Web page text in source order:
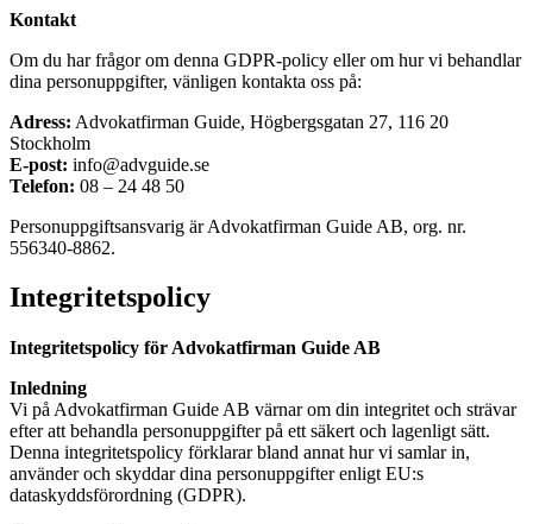
Kontakt
Om du har frågor om denna GDPR-policy eller om hur vi behandlar
dina personuppgifter, vänligen kontakta oss på:
Adress: Advokatfirman Guide, Högbergsgatan 27, 116 20
Stockholm
E-post: info@advguide.se
Telefon: 08 – 24 48 50
Personuppgiftsansvarig är Advokatfirman Guide AB, org. nr.
556340-8862.
Integritetspolicy
Integritetspolicy för Advokatfirman Guide AB
Inledning
Vi på Advokatfirman Guide AB värnar om din integritet och strävar
efter att behandla personuppgifter på ett säkert och lagenligt sätt.
Denna integritetspolicy förklarar bland annat hur vi samlar in,
använder och skyddar dina personuppgifter enligt EU:s
dataskyddsförordning (GDPR).